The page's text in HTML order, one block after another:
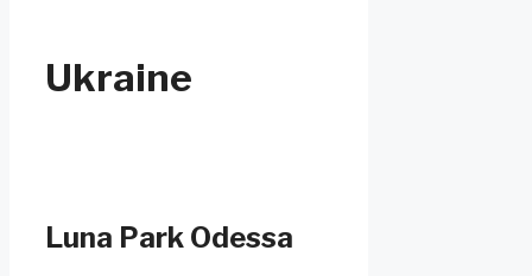
Ukraine
Luna Park Odessa